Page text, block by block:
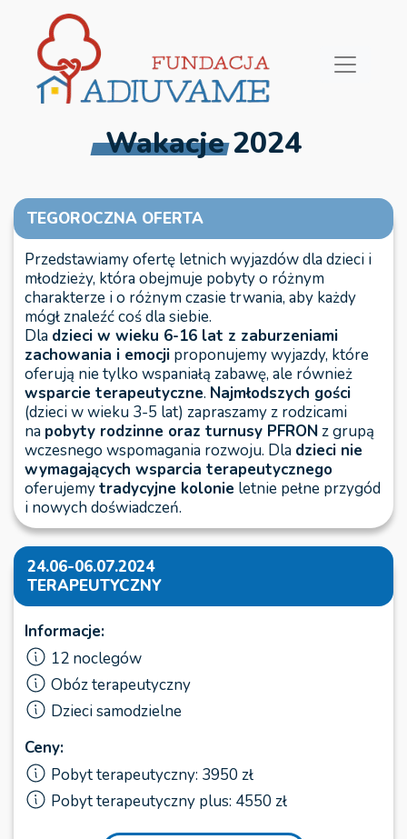
Wakacje 2024
TEGOROCZNA OFERTA
Przedstawiamy ofertę letnich wyjazdów dla dzieci i
młodzieży, która obejmuje pobyty o różnym
charakterze i o różnym czasie trwania, aby każdy
mógł znaleźć coś dla siebie.
Dla dzieci w wieku 6-16 lat z zaburzeniami
zachowania i emocji proponujemy wyjazdy, które
oferują nie tylko wspaniałą zabawę, ale również
wsparcie terapeutyczne. Najmłodszych gości
(dzieci w wieku 3-5 lat) zapraszamy z rodzicami
na pobyty rodzinne oraz turnusy PFRONz grupą
wczesnego wspomagania rozwoju. Dla dzieci nie
wymagających wsparcia terapeutycznego
oferujemytradycyjne kolonie letnie pełne przygód
i nowych doświadczeń.
24.06-06.07.2024
TERAPEUTYCZNY
Informacje:
12 noclegów
Obóz terapeutyczny
Dzieci samodzielne
Ceny:
Pobyt terapeutyczny: 3950 zł
Pobyt terapeutyczny plus: 4550 zł